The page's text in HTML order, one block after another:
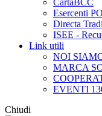
CartaBCC
Esercenti
Directa
ISEE -
Link utili
NOI
MARCA
EVENTI
Chiudi